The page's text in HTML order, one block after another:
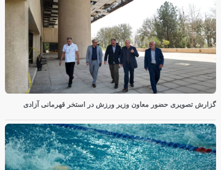
گزارش تصویری حضور معاون وزیر ورزش در استخر قهرمانی آزادی